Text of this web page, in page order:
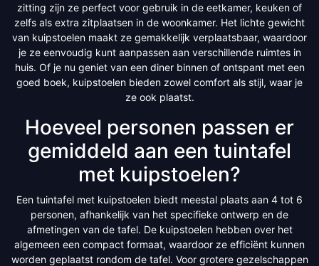
zitting zijn ze perfect voor gebruik in de eetkamer, keuken of
zelfs als extra zitplaatsen in de woonkamer. Het lichte gewicht
van kuipstoelen maakt ze gemakkelijk verplaatsbaar, waardoor
je ze eenvoudig kunt aanpassen aan verschillende ruimtes in
huis. Of je nu geniet van een diner binnen of ontspant met een
goed boek, kuipstoelen bieden zowel comfort als stijl, waar je
ze ook plaatst.
Hoeveel personen passen er
gemiddeld aan een tuintafel
met kuipstoelen?
Een tuintafel met kuipstoelen biedt meestal plaats aan 4 tot 6
personen, afhankelijk van het specifieke ontwerp en de
afmetingen van de tafel. De kuipstoelen hebben over het
algemeen een compact formaat, waardoor ze efficiënt kunnen
worden geplaatst rondom de tafel. Voor grotere gezelschappen